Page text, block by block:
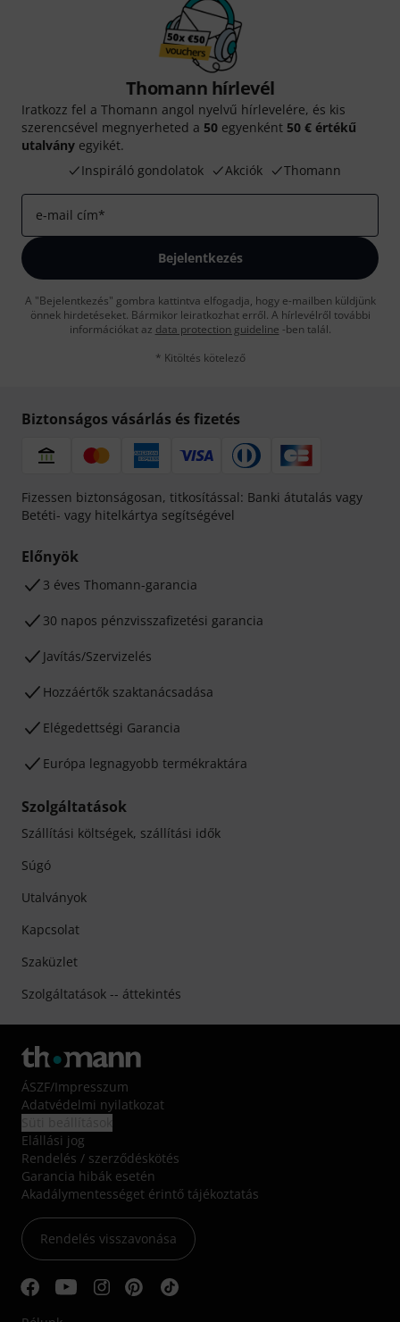
Thomann hírlevél
Iratkozz fel a Thomann angol nyelvű hírlevelére, és kis
szerencsével megnyerheted a 50 egyenként 50 € értékű
utalvány egyikét.
Inspiráló gondolatok
Akciók Thomann
e-mail cím*
Bejelentkezés
A "Bejelentkezés" gombra kattintva elfogadja, hogy e-mailben küldjünk
önnek hirdetéseket. Bármikor leiratkozhat erről. A hírlevélről további
információkat az data protection guideline -ben talál.
* Kitöltés kötelező
Biztonságos vásárlás és fizetés
Fizessen biztonságosan, titkosítással: Banki átutalás vagy
Betéti- vagy hitelkártya segítségével
Előnyök
3 éves Thomann-garancia
30 napos pénzvisszafizetési garancia
Javítás/Szervizelés
Hozzáértők szaktanácsadása
Elégedettségi Garancia
Európa legnagyobb termékraktára
Szolgáltatások
Szállítási költségek, szállítási idők
Súgó
Utalványok
Kapcsolat
Szaküzlet
Szolgáltatások -- áttekintés
ÁSZF/Impresszum
Adatvédelmi nyilatkozat
Elállási jog
Rendelés / szerződéskötés
Garancia hibák esetén
Akadálymentességet érintő tájékoztatás
Rendelés visszavonása